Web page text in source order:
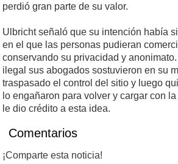
perdió gran parte de su valor.
Ulbricht señaló que su intención había
en el que las personas pudieran
conservando su privacidad y
ilegal sus abogados sostuvieron en su
traspasado el control del sitio y luego
lo engañaron para volver y cargar con
le dio crédito a esta idea.
Comentarios
¡Comparte esta noticia!